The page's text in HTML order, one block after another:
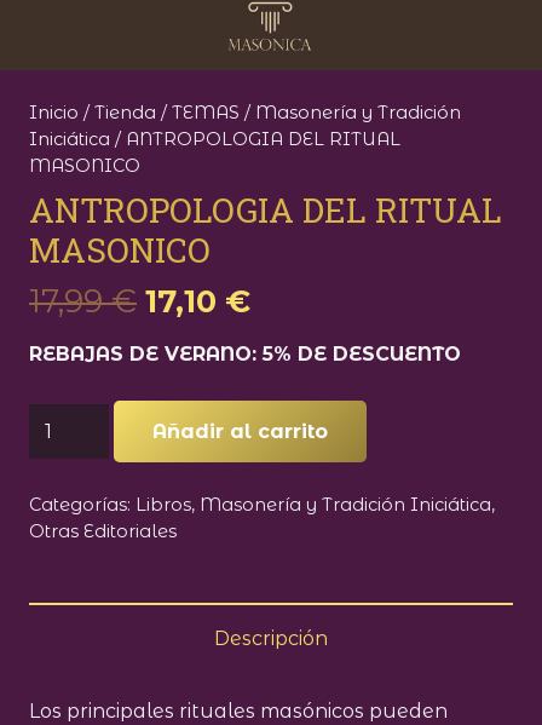
Inicio /Tienda /TEMAS / Masonería y Tradición
Iniciática / ANTROPOLOGIA DEL RITUAL
MASONICO
ANTROPOLOGIA DEL RITUAL
MASONICO
17,99€ El
original
era:
17,99 €.
17,10 €El
actual
es:
17,10 €.
REBAJAS DE VERANO: 5% DE DESCUENTO
ANTROPOLOGIA
DEL
MASONICO
Añadir al carrito
Categorías: Libros, Masonería y Tradición Iniciática,
Otras Editoriales
Descripción
Los principales rituales masónicos pueden